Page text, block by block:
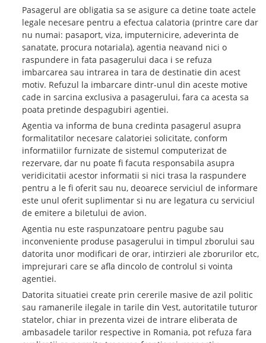
Pasagerul are obligatia sa se asigure ca detine toate actele
legale necesare pentru a efectua calatoria (printre care dar
nu numai: pasaport, viza, imputernicire, adeverinta de
sanatate, procura notariala), agentia neavand nici o
raspundere in fata pasagerului daca i se refuza
imbarcarea sau intrarea in tara de destinatie din acest
motiv. Refuzul la imbarcare dintr-unul din aceste motive
cade in sarcina exclusiva a pasagerului, fara ca acesta sa
poata pretinde despagubiri agentiei.
Agentia va informa de buna credinta pasagerul asupra
formalitatilor necesare calatoriei solicitate, conform
informatiilor furnizate de sistemul computerizat de
rezervare, dar nu poate fi facuta responsabila asupra
veridicitatii acestor informatii si nici trasa la raspundere
pentru a le fi oferit sau nu, deoarece serviciul de informare
este unul oferit suplimentar si nu are legatura cu serviciul
de emitere a biletului de avion.
Agentia nu este raspunzatoare pentru pagube sau
inconveniente produse pasagerului in timpul zborului sau
datorita unor modificari de orar, intirzieri ale zborurilor etc,
imprejurari care se afla dincolo de controlul si vointa
agentiei.
Datorita situatiei create prin cererile masive de azil politic
sau ramanerile ilegale in tarile din Vest, autoritatile tuturor
statelor, chiar in prezenta vizei de intrare eliberata de
ambasadele tarilor respective in Romania, pot refuza fara